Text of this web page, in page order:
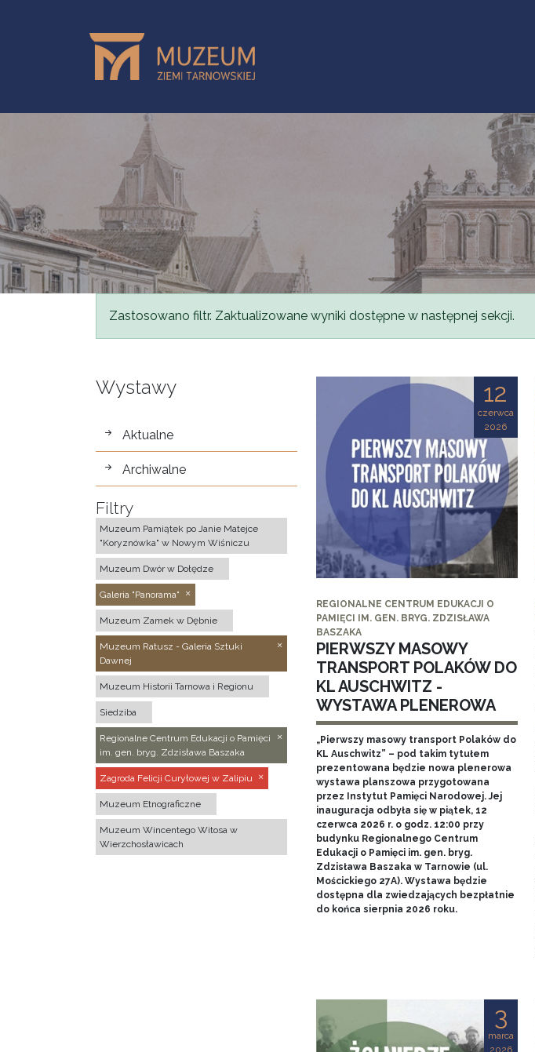
Komunikat
Zastosowano filtr. Zaktualizowane wyniki dostępne w następnej sekcji.
Wystawy
wystawy
Aktualne
Archiwalne
Filtry
Muzeum Pamiątek po Janie Matejce
"Koryznówka" w Nowym Wiśniczu
Muzeum Dwór w Dołędze
Galeria "Panorama"
Muzeum Zamek w Dębnie
Muzeum Ratusz - Galeria Sztuki
Dawnej
Muzeum Historii Tarnowa i Regionu
Siedziba
Regionalne Centrum Edukacji o Pamięci
im. gen. bryg. Zdzisława Baszaka
Zagroda Felicji Curyłowej w Zalipiu
Muzeum Etnograficzne
Muzeum Wincentego Witosa w
Wierzchosławicach
12
czerwca
2026
REGIONALNE CENTRUM EDUKACJI O
PAMIĘCI IM. GEN. BRYG. ZDZISŁAWA
BASZAKA
PIERWSZY MASOWY
TRANSPORT POLAKÓW DO
KL AUSCHWITZ -
WYSTAWA PLENEROWA
„Pierwszy masowy transport Polaków do
KL Auschwitz” – pod takim tytułem
prezentowana będzie nowa plenerowa
wystawa planszowa przygotowana
przez Instytut Pamięci Narodowej. Jej
inauguracja odbyła się w piątek, 12
czerwca 2026 r. o godz. 12:00 przy
budynku Regionalnego Centrum
Edukacji o Pamięci im. gen. bryg.
Zdzisława Baszaka w Tarnowie (ul.
Mościckiego 27A). Wystawa będzie
dostępna dla zwiedzających bezpłatnie
do końca sierpnia 2026 roku.
3
marca